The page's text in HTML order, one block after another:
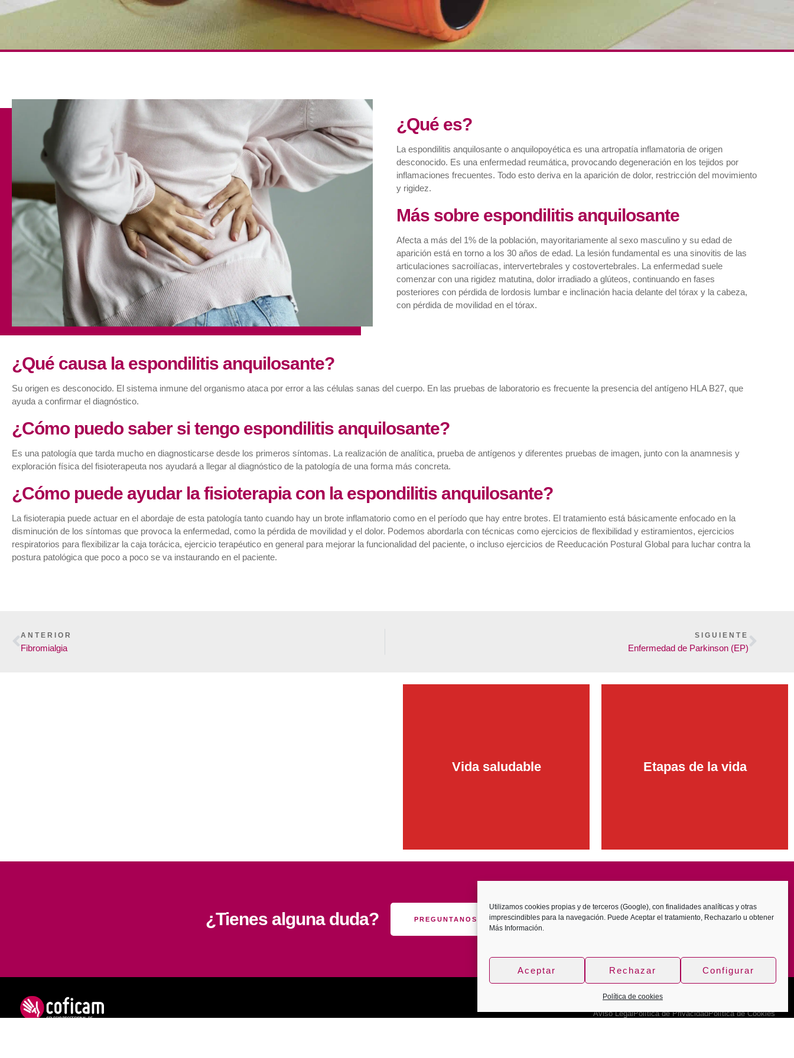
Utilizamos cookies propias y de terceros (Google), con finalidades analíticas y otras
imprescindibles para la navegación. Puede Aceptar el tratamiento, Rechazarlo u obtener
Más Información.
Aceptar Rechazar Configurar
Política de cookies
¿Qué es?
La espondilitis anquilosante o anquilopoyética es una artropatía inflamatoria de origen
desconocido. Es una enfermedad reumática, provocando degeneración en los tejidos por
inflamaciones frecuentes. Todo esto deriva en la aparición de dolor, restricción del movimiento
y rigidez.
Más sobre espondilitis anquilosante
Afecta a más del 1% de la población, mayoritariamente al sexo masculino y su edad de
aparición está en torno a los 30 años de edad. La lesión fundamental es una sinovitis de las
articulaciones sacroilíacas, intervertebrales y costovertebrales. La enfermedad suele
comenzar con una rigidez matutina, dolor irradiado a glúteos, continuando en fases
posteriores con pérdida de lordosis lumbar e inclinación hacia delante del tórax y la cabeza,
con pérdida de movilidad en el tórax.
¿Qué causa la espondilitis anquilosante?
Su origen es desconocido. El sistema inmune del organismo ataca por error a las células sanas del cuerpo. En las pruebas de laboratorio es frecuente la presencia del antígeno HLA B27, que
ayuda a confirmar el diagnóstico.
¿Cómo puedo saber si tengo espondilitis anquilosante?
Es una patología que tarda mucho en diagnosticarse desde los primeros síntomas. La realización de analítica, prueba de antígenos y diferentes pruebas de imagen, junto con la anamnesis y
exploración física del fisioterapeuta nos ayudará a llegar al diagnóstico de la patología de una forma más concreta.
¿Cómo puede ayudar la fisioterapia con la espondilitis anquilosante?
La fisioterapia puede actuar en el abordaje de esta patología tanto cuando hay un brote inflamatorio como en el período que hay entre brotes. El tratamiento está básicamente enfocado en la
disminución de los síntomas que provoca la enfermedad, como la pérdida de movilidad y el dolor. Podemos abordarla con técnicas como ejercicios de flexibilidad y estiramientos, ejercicios
respiratorios para flexibilizar la caja torácica, ejercicio terapéutico en general para mejorar la funcionalidad del paciente, o incluso ejercicios de Reeducación Postural Global para luchar contra la
postura patológica que poco a poco se va instaurando en el paciente.
ANTERIOR
Fibromialgia
SIGUIENTE
Enfermedad de Parkinson (EP)
Vida saludable Etapas de la vida
¿Tienes alguna duda? PREGUNTANOS
Aviso LegalPolítica de PrivacidadPolítica de Cookies